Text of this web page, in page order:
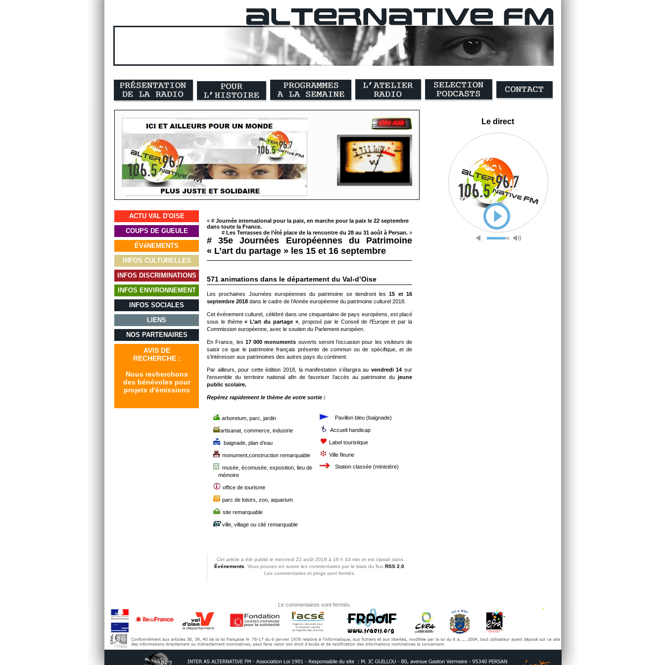
Le direct
ACTU VAL D'OISE
COUPS DE GUEULE
ÉVéNEMENTS
INFOS CULTURELLES
INFOS DISCRIMINATIONS
INFOS ENVIRONNEMENT
INFOS SOCIALES
LIENS
NOS PARTENAIRES
AVIS DE
RECHERCHE :
Nous recherchons
des bénévoles pour
projets d'émissions
« # Journée international pour la paix, en marche pour la paix le 22 septembre
dans toute la France.
# Les Terrasses de l’été place de la rencontre du 28 au 31 août à Persan. »
# 35e Journées Européennes du Patrimoine
« L’art du partage » les 15 et 16 septembre
571 animations dans le département du Val-d’Oise
Les prochaines Journées européennes du patrimoine se tiendront les15 et 16
septembre 2018 dans le cadre de l’Année européenne du patrimoine culturel 2018.
Cet événement culturel, célébré dans une cinquantaine de pays européens, est placé
sous le thème« L’art du partage », proposé par le Conseil de l’Europe et par la
Commission européenne, avec le soutien du Parlement européen.
En France, les 17 000 monuments ouverts seront l’occasion pour les visiteurs de
saisir ce que le patrimoine français présente de commun ou de spécifique, et de
s’intéresser aux patrimoines des autres pays du continent.
Par ailleurs, pour cette édition 2018, la manifestation s’élargira au vendredi 14 sur
l’ensemble du territoire national afin de favoriser l’accès au patrimoine du jeune
public scolaire.
Repérez rapidement le thème de votre sortie :
arboretum, parc, jardin
artisanat, commerce, industrie
baignade, plan d’eau
monument,construction remarquable
musée, écomusée, exposition, lieu de
mémoire
office de tourisme
parc de loisirs, zoo, aquarium
site remarquable
ville, village ou cité remarquable
Pavillon bleu (baignade)
Accueil handicap
Label touristique
Ville fleurie
Station classée (ministère)
Cet article a été publié le mercredi 22 août 2018 à 16 h 43 min et est classé dans
Événements . Vous pouvez en suivre les commentaires par le biais du flux RSS 2.0.
Les commentaires et pings sont fermés.
Le commentaires sont fermés.